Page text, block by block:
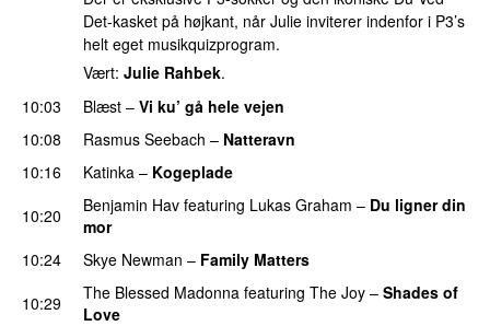
Det-kasket på højkant, når Julie inviterer indenfor i P3’s
helt eget musikquizprogram.
Vært: Julie Rahbek.
10:03
Blæst – Vi ku’ gå hele vejen
10:08
Rasmus Seebach – Natteravn
10:16
Katinka – Kogeplade
10:20 Benjamin Hav featuring Lukas Graham – Du ligner din
mor
10:24
Skye Newman – Family Matters
10:29 The Blessed Madonna featuring The Joy – Shades of
Love